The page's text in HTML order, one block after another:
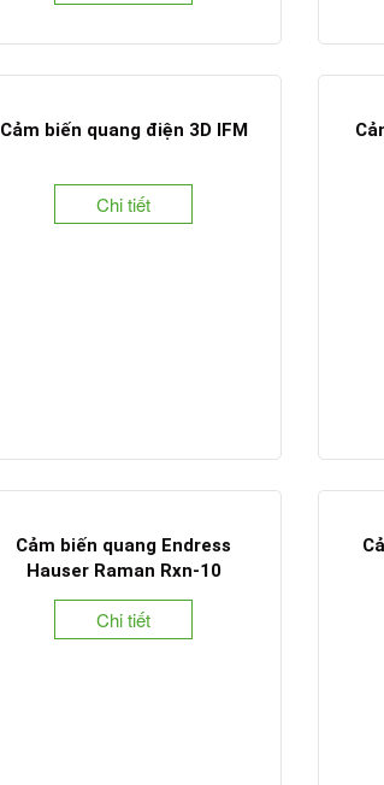
Cảm biến quang điện 3D IFM
Chi tiết
Cảm biến quang Endress
Hauser Raman Rxn-10
Chi tiết